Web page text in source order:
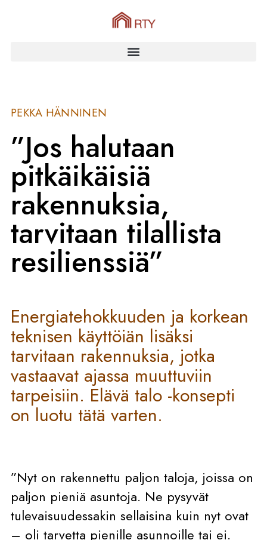
PEKKA HÄNNINEN
”Jos halutaan
pitkäikäisiä
rakennuksia,
tarvitaan tilallista
resilienssiä”
Energiatehokkuuden ja korkean
teknisen käyttöiän lisäksi
tarvitaan rakennuksia, jotka
vastaavat ajassa muuttuviin
tarpeisiin. Elävä talo -konsepti
on luotu tätä varten.
”Nyt on rakennettu paljon taloja, joissa on
paljon pieniä asuntoja. Ne pysyvät
tulevaisuudessakin sellaisina kuin nyt ovat
– oli tarvetta pienille asunnoille tai ei.